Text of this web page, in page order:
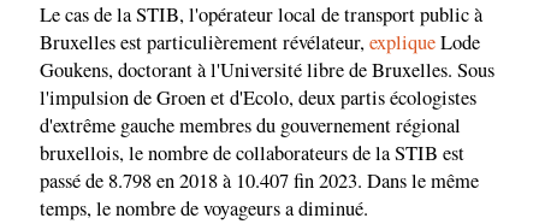
Le cas de la STIB, l'opérateur local de transport public à
Bruxelles est particulièrement révélateur,expliqueLode
Goukens, doctorant à l'Université libre de Bruxelles. Sous
l'impulsion de Groen et d'Ecolo, deux partis écologistes
d'extrême gauche membres du gouvernement régional
bruxellois, le nombre de collaborateurs de la STIB est
passé de 8.798 en 2018 à 10.407 fin 2023. Dans le même
temps, le nombre de voyageurs a diminué.